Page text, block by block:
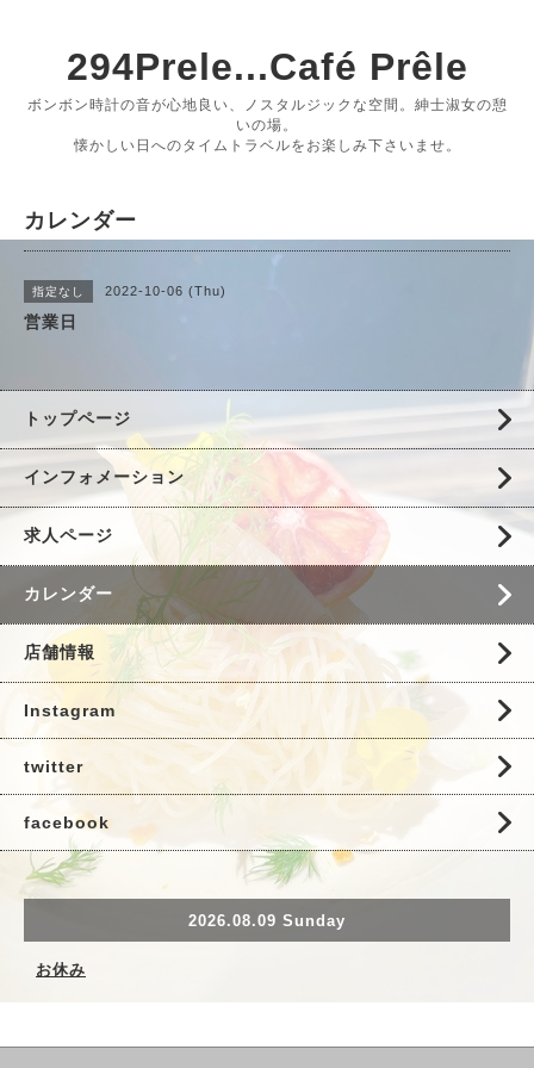
294Prele...Café Prêle
ボンボン時計の音が心地良い、ノスタルジックな空間。紳士淑女の憩
いの場。
懐かしい日へのタイムトラベルをお楽しみ下さいませ。
カレンダー
指定なし 2022-10-06 (Thu)
営業日
トップページ
インフォメーション
求人ページ
カレンダー
店舗情報
Instagram
twitter
facebook
2026.08.09 Sunday
お休み